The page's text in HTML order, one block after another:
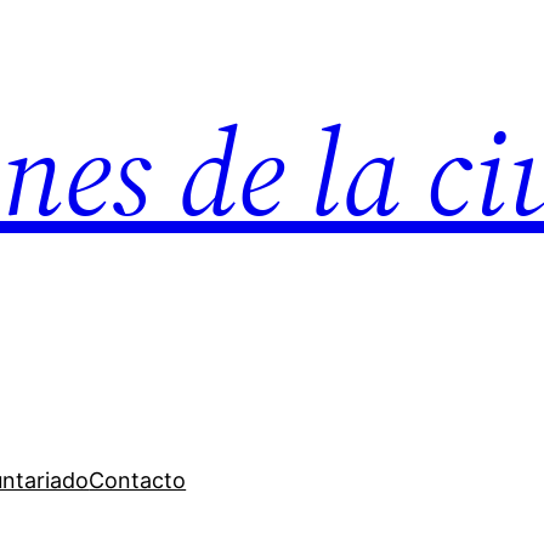
de la
Contacto